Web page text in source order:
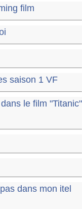
film
saison 1 VF
le film "Titanic"
dans mon itel